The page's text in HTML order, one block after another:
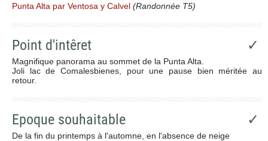
Punta Alta par Ventosa y Calvel (Randonnée T5)
Point d'intêret ✓
Magnifique panorama au sommet de la Punta Alta.
Joli lac de Comalesbienes, pour une pause bien méritée au
retour.
Epoque souhaitable ✓
De la fin du printemps à l'automne, en l'absence de neige